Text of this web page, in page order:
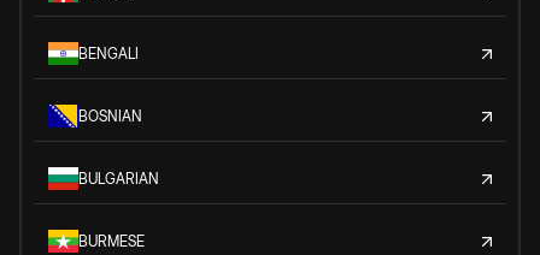
BENGALI
BOSNIAN
BULGARIAN
BURMESE